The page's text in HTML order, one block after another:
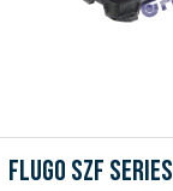
Flugo SZF Series